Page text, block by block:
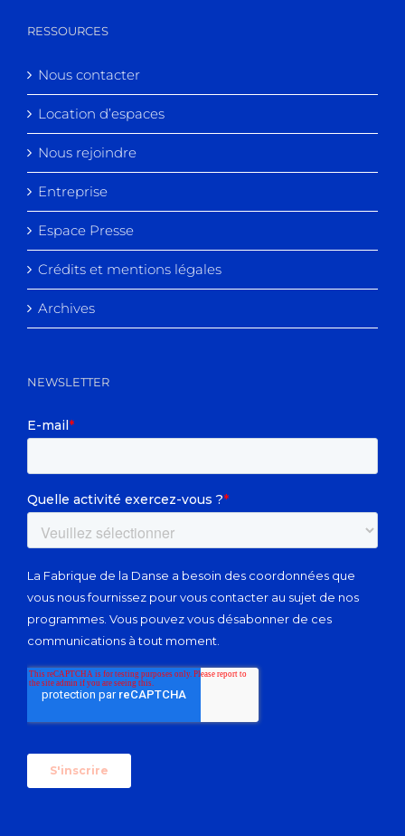
RESSOURCES
Nous contacter
Location d’espaces
Nous rejoindre
Entreprise
Espace Presse
Crédits et mentions légales
Archives
NEWSLETTER